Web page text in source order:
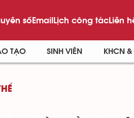
sốEmailLịch công tácLiên
TẠO SINH VIÊN KHCN